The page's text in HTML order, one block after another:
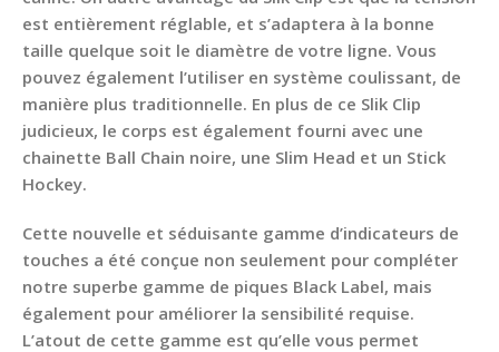
est entièrement réglable, et s’adaptera à la bonne
taille quelque soit le diamètre de votre ligne. Vous
pouvez également l’utiliser en système coulissant, de
manière plus traditionnelle. En plus de ce Slik Clip
judicieux, le corps est également fourni avec une
chainette Ball Chain noire, une Slim Head et un Stick
Hockey.
Cette nouvelle et séduisante gamme d’indicateurs de
touches a été conçue non seulement pour compléter
notre superbe gamme de piques Black Label, mais
également pour améliorer la sensibilité requise.
L’atout de cette gamme est qu’elle vous permet